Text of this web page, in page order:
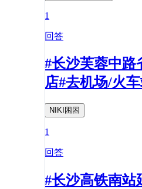
1
回答
#长沙芙蓉中路
店#去机场/火
NIKI困困
1
回答
#长沙高铁南站